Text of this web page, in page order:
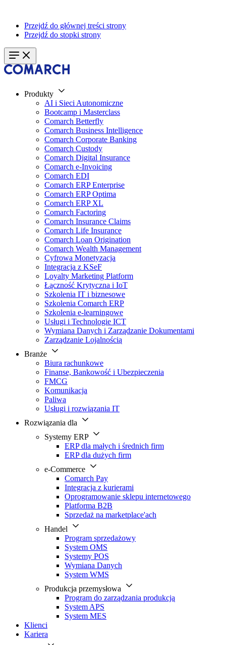
Przejdź do głównej treści strony
Przejdź do stopki strony
Produkty
AI i Sieci Autonomiczne
Bootcamp i Masterclass
Comarch Betterfly
Comarch Business Intelligence
Comarch Corporate Banking
Comarch Custody
Comarch Digital Insurance
Comarch e-Invoicing
Comarch EDI
Comarch ERP Enterprise
Comarch ERP Optima
Comarch ERP XL
Comarch Factoring
Comarch Insurance Claims
Comarch Life Insurance
Comarch Loan Origination
Comarch Wealth Management
Cyfrowa Monetyzacja
Integracja z KSeF
Loyalty Marketing Platform
Łączność Krytyczna i IoT
Szkolenia IT i biznesowe
Szkolenia Comarch ERP
Szkolenia e-learningowe
Usługi i Technologie ICT
Wymiana Danych i Zarządzanie Dokumentami
Zarządzanie Lojalnością
Branże
Biura rachunkowe
Finanse, Bankowość i Ubezpieczenia
FMCG
Komunikacja
Paliwa
Usługi i rozwiązania IT
Rozwiązania dla
Systemy ERP
ERP dla małych i średnich firm
ERP dla dużych firm
e-Commerce
Comarch Pay
Integracja z kurierami
Oprogramowanie sklepu internetowego
Platforma B2B
Sprzedaż na marketplace'ach
Handel
Program sprzedażowy
System OMS
Systemy POS
Wymiana Danych
System WMS
Produkcja przemysłowa
Program do zarządzania produkcją
System APS
System MES
Klienci
Kariera